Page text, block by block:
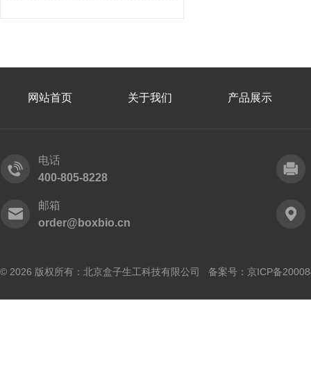
网站首页 关于我们 产品展示
电话
400-805-8228
邮箱
order@boxbio.cn
© 2026 版权所有：北京盒子生工科技有限公司 备案号： 京ICP备